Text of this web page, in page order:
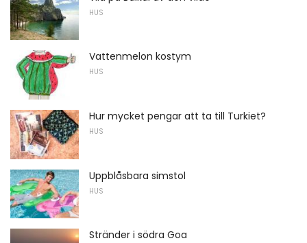
HUS
Vattenmelon kostym
HUS
Hur mycket pengar att ta till Turkiet?
HUS
Uppblåsbara simstol
HUS
Stränder i södra Goa